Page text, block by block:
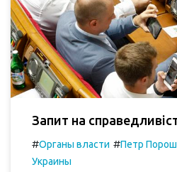
Запит на
#Органы власти #Петр
Украины